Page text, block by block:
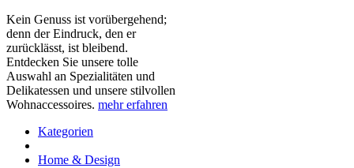
Kein Genuss ist vorübergehend;
denn der Eindruck, den er
zurücklässt, ist bleibend.
Entdecken Sie unsere tolle
Auswahl an Spezialitäten und
Delikatessen und unsere stilvollen
Wohnaccessoires. mehr erfahren
Kategorien
Home & Design